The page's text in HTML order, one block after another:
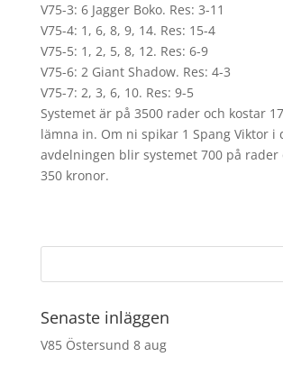
V75-3: 6 Jagger Boko. Res: 3-11
V75-4: 1, 6, 8, 9, 14. Res: 15-4
V75-5: 1, 2, 5, 8, 12. Res: 6-9
V75-6: 2 Giant Shadow. Res: 4-3
V75-7: 2, 3, 6, 10. Res: 9-5
Systemet är på 3500 rader och kostar
lämna in. Om ni spikar 1 Spang Viktor i
avdelningen blir systemet 700 på rader
350 kronor.
Senaste inläggen
V85 Östersund 8 aug